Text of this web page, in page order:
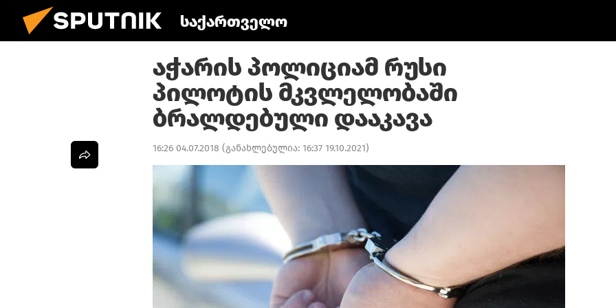
საქართველო
აჭარის პოლიციამ რუსი
პილოტის მკვლელობაში
ბრალდებული დააკავა
16:26 04.07.2018 (განახლებულია: 16:37 19.10.2021)